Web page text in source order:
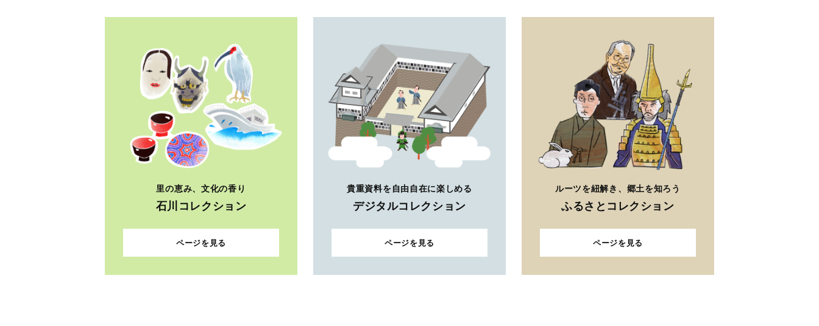
里の恵み、文化の香り
石川コレクション
ページを見る
貴重資料を自由自在に楽しめる
デジタルコレクション
ページを見る
ルーツを紐解き、郷土を知ろう
ふるさとコレクション
ページを見る